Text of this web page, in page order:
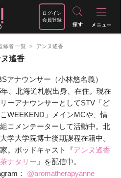
ログイン
会員登録
修者 一覧 アンヌ遙香
遙香
アナウンサー（小林悠名義）
年、北海道札幌出身、在住。現在
ーアナウンサーとしてSTV「ど
WEEKEND」メインMCや、情
コメンテーターして活動中。北
学大学院博士後期課程在籍中。
。ポッドキャスト『アンヌ遙香
ナタリー 』を配信中。
：
@aromatherapyanne